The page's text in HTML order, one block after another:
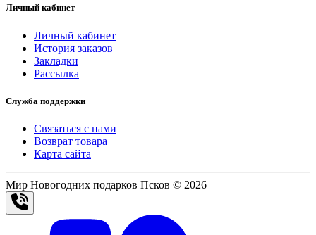
Личный кабинет
Личный кабинет
История заказов
Закладки
Рассылка
Служба поддержки
Связаться с нами
Возврат товара
Карта сайта
Мир Новогодних подарков Псков © 2026